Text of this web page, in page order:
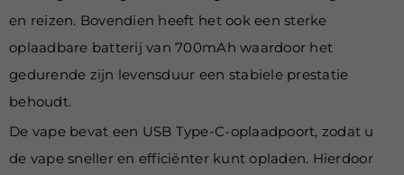
en reizen. Bovendien heeft het ook een sterke
oplaadbare batterij van 700mAh waardoor het
gedurende zijn levensduur een stabiele prestatie
behoudt.
De vape bevat een USB Type-C-oplaadpoort, zodat u
de vape sneller en efficiënter kunt opladen. Hierdoor